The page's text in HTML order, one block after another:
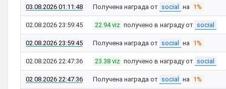
03.08.2026 01:11:48 Получена награда от social на 1%
02.08.2026 23:59:45 22.94 viz получено в награду от social
02.08.2026 23:59:45 Получена награда от social на 1%
02.08.2026 22:47:36 23.38 viz получено в награду от social
02.08.2026 22:47:36 Получена награда от social на 1%